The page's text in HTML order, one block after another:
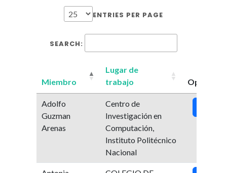
ENTRIES PER PAGE
SEARCH:
Miembro
Lugar de
trabajo
Opciones
Adolfo
Guzman
Arenas
Centro de
Investigación en
Computación,
Instituto Politécnico
Nacional